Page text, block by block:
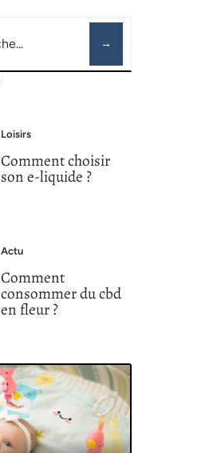
Loisirs
Comment choisir
son e-liquide ?
Actu
Comment
consommer du cbd
en fleur ?